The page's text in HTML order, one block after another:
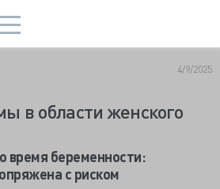
4/9/2025
в области женского
время беременности:
с риском